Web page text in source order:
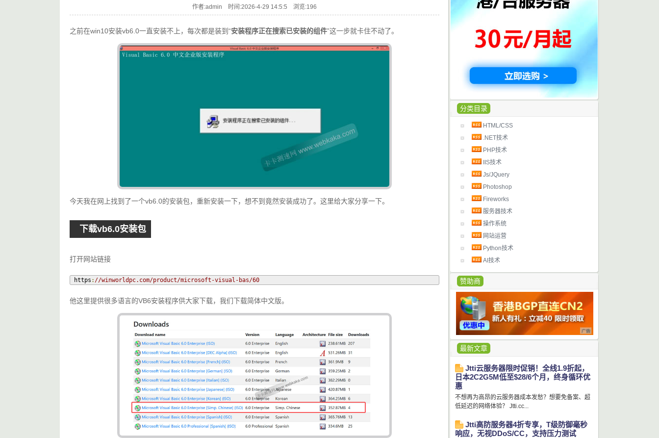
分类目录
HTML/CSS
.NET技术
PHP技术
IIS技术
Js/JQuery
Photoshop
Fireworks
服务器技术
操作系统
网站运营
Python技术
AI技术
赞助商
最新文章
Jtti云服务器限时促销！全线1.9折起，
日本2C2G5M低至$28/6个月，终身循环优
惠
不想再为高昂的云服务器成本发愁？想要免备案、超
低延迟的网络体验？ Jtti.cc...
Jtti高防服务器4折专享，T级防御毫秒
响应，无视DDoS/CC，支持压力测试
作者:admin 时间:2026-4-29 14:5:5 浏览:196
之前在win10安装vb6.0一直安装不上，每次都是装到“安装程序正在搜索已安装的组件”这一步就卡住不动了。
今天我在网上找到了一个vb6.0的安装包，重新安装一下，想不到竟然安装成功了。这里给大家分享一下。
下载vb6.0安装包
打开网站链接
https : //winworldpc.com/product/microsoft-visual-bas/60
他这里提供很多语言的VB6安装程序供大家下载，我们下载简体中文版。